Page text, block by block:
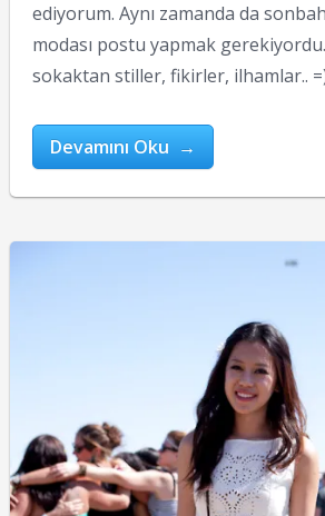
ediyorum. Aynı zamanda da
modası postu yapmak
sokaktan stiller, fikirler, ilhamlar..
Devamını Oku →